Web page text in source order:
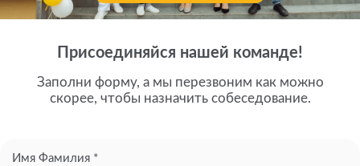
Присоединяйся нашей команде!
Заполни форму, а мы перезвоним как можно
скорее, чтобы назначить собеседование.
Имя Фамилия *